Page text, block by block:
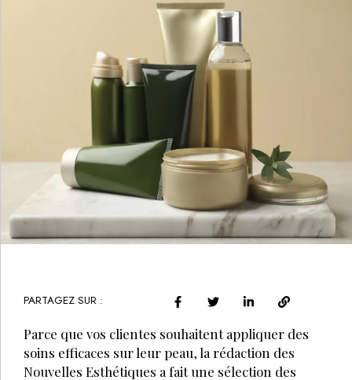
PARTAGEZ SUR :
Parce que vos clientes souhaitent appliquer des
soins efficaces sur leur peau, la rédaction des
Nouvelles Esthétiques a fait une sélection des